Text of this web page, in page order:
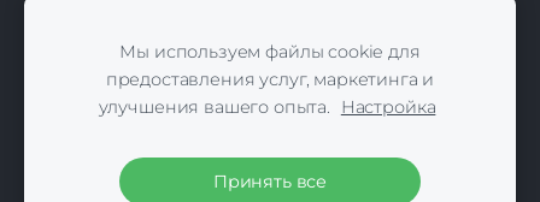
файлы
Мы используем файлы cookie для
предоставления услуг, маркетинга и
улучшения вашего опыта.
Настройка
Принять все